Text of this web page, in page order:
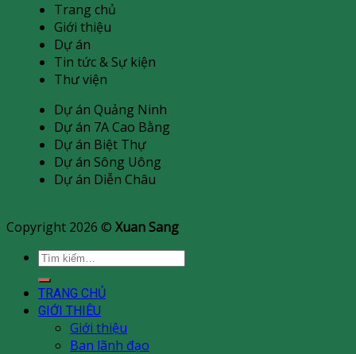
Trang chủ
Giới thiệu
Dự án
Tin tức & Sự kiện
Thư viện
Dự án Quảng Ninh
Dự án 7A Cao Bằng
Dự án Biệt Thự
Dự án Sông Uông
Dự án Diễn Châu
Copyright 2026 © Xuan Sang
Tìm
kiếm:
TRANG CHỦ
GIỚI THIÊU
Giới thiệu
Ban lãnh đạo